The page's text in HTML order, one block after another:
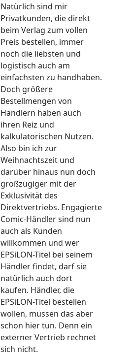
Natürlich sind mir
Privatkunden, die direkt
beim Verlag zum vollen
Preis bestellen, immer
noch die liebsten und
logistisch auch am
einfachsten zu handhaben.
Doch größere
Bestellmengen von
Händlern haben auch
ihren Reiz und
kalkulatorischen Nutzen.
Also bin ich zur
Weihnachtszeit und
darüber hinaus nun doch
großzügiger mit der
Exklusivität des
Direktvertriebs. Engagierte
Comic-Händler sind nun
auch als Kunden
willkommen und wer
EPSiLON-Titel bei seinem
Händler findet, darf sie
natürlich auch dort
kaufen. Händler, die
EPSiLON-Titel bestellen
wollen, müssen das aber
schon hier tun. Denn ein
externer Vertrieb rechnet
sich nicht.